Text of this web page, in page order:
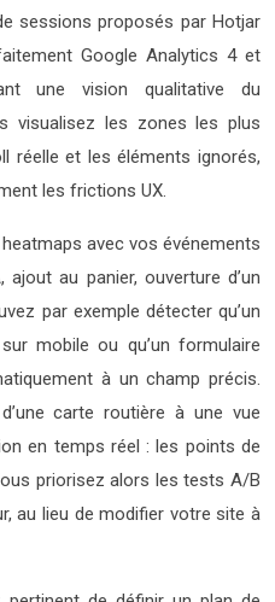
sessions proposés par Hotjar
Google Analytics 4 et
une vision qualitative du
visualisez les zones les plus
réelle et les éléments ignorés,
les frictions UX.
avec vos événements
au panier, ouverture d’un
par exemple détecter qu’un
mobile ou qu’un formulaire
à un champ précis.
carte routière à une vue
en temps réel : les points de
priorisez alors les tests A/B
au lieu de modifier votre site à